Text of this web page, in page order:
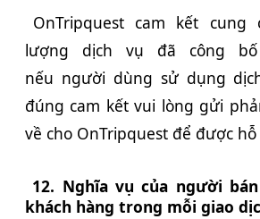
OnTripquest cam kết cung
lượng dịch vụ đã công bố
nếu người dùng sử dụng
đúng cam kết vui lòng gửi
về cho OnTripquest để được
12. Nghĩa vụ của người
khách hàng trong mỗi giao